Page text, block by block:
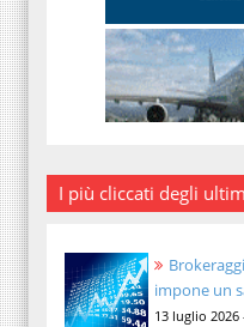
I più cliccati degli
impone un
13 luglio